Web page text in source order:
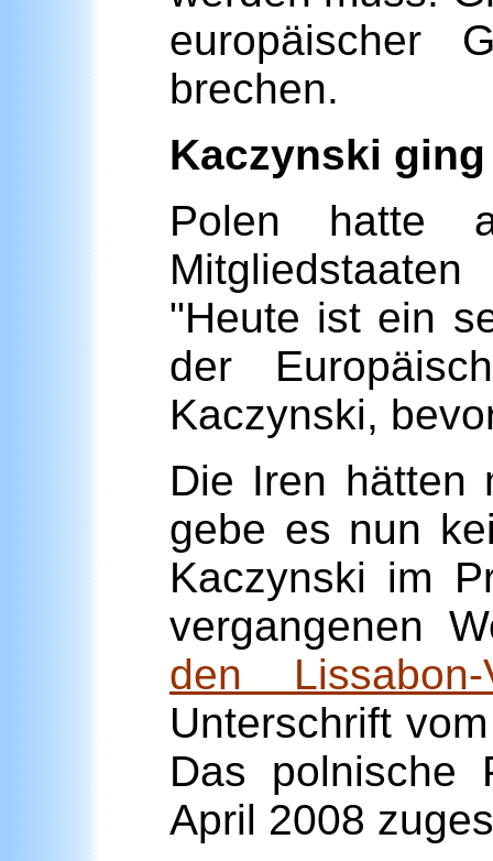
europäischer
brechen.
Kaczynski
Polen hatte
"Heute ist ein
der
Kaczynski,
Die Iren hätten
gebe es nun
Kaczynski im
vergangenen
den
Unterschrift
Das polnische
April 2008